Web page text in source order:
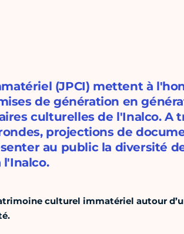
(JPCI) mettent à
de génération en
culturelles de l'Inalco. A
projections de
au public la diversité
l'Inalco.
culturel immatériel autour